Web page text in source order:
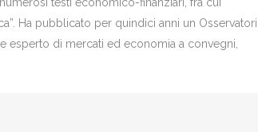
Ha pubblicato per quindici anni un
esperto di mercati ed economia a convegni,